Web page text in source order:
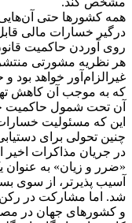
همه کشورها حتی
درگیر خسارات مالی قابل
روی آوردن حاکمیت
هر نظریه مشورتی
غیرالزام‌آور خواهد بود
که به موجب آن کاهش
آن تحت شمول حاکمیت
این که مسئولیت
چنین تحولی برای
در جریان مذاکرات اخیر
«ضرر و زیان» به عنوان
آسیب پذیرتر، از سوی
شد. اما مشارکت در رکن
و کشورهای جهان در